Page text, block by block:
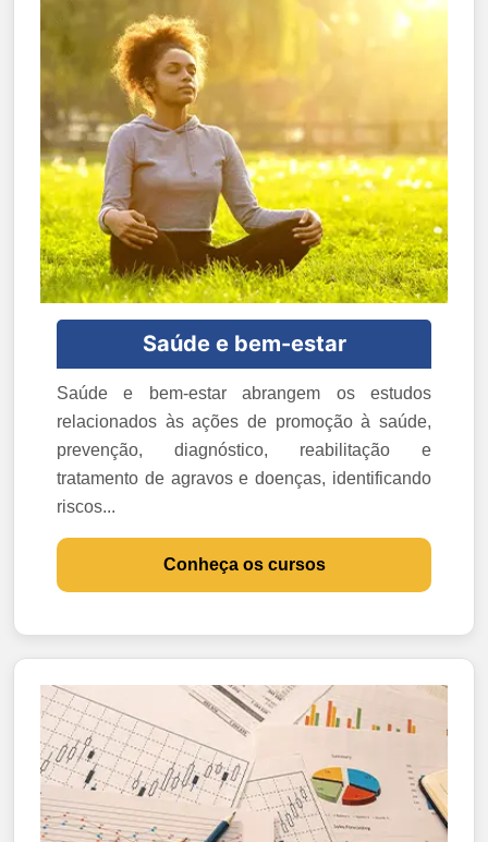
Saúde e bem-estar
Saúde e bem-estar abrangem os estudos
relacionados às ações de promoção à saúde,
prevenção, diagnóstico, reabilitação e
tratamento de agravos e doenças, identificando
riscos...
Conheça os cursos